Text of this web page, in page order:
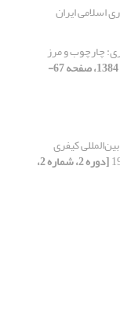
اسلامی ایران
چارچوب و مرز
[دوره 2، شماره 3، 1384، صفحه 67-
کیفری
[دوره 2، شماره 2،